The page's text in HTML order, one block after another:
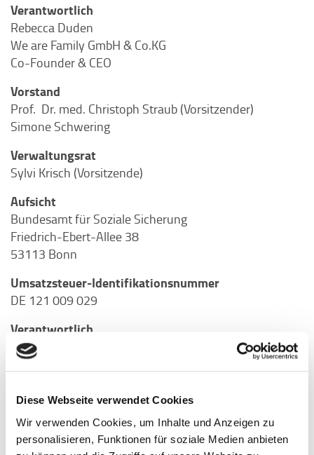
Diese Webseite verwendet Cookies
Wir verwenden Cookies, um Inhalte und Anzeigen zu
personalisieren, Funktionen für soziale Medien anbieten
Verantwortlich
Rebecca Duden
We are Family GmbH & Co.KG
Co-Founder & CEO
Vorstand
Prof. Dr. med. Christoph Straub (Vorsitzender)
Simone Schwering
Verwaltungsrat
Sylvi Krisch (Vorsitzende)
Aufsicht
Bundesamt für Soziale Sicherung
Friedrich-Ebert-Allee 38
53113 Bonn
Umsatzsteuer-Identifikationsnummer
DE 121 009 029
Verantwortlich
Christian Bock
Bereichsleiter Marke und Marketing
Redaktion
Lichtscheider Straße 89
42285 Wuppertal